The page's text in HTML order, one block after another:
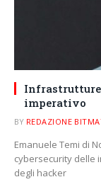
Infrastrutture
imperativo
BY REDAZIONE
Emanuele Temi di
cybersecurity delle
degli hacker